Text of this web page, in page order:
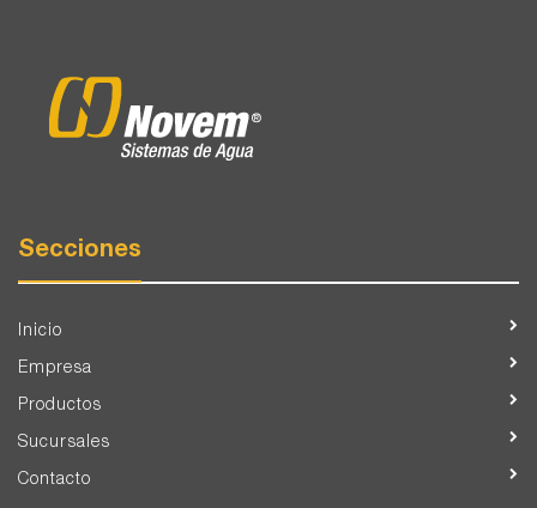
Secciones
Inicio
Empresa
Productos
Sucursales
Contacto